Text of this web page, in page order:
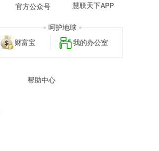
官方公众号
慧联天下APP
财富宝 我的办公室
呵护地球
帮助中心